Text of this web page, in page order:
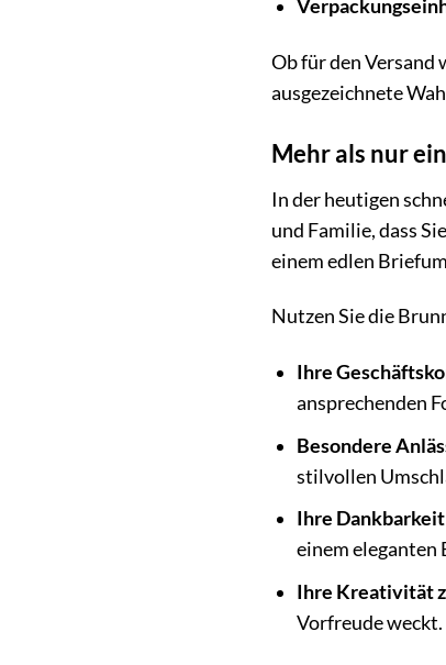
Ob für den Versand
ausgezeichnete
Mehr als nur
In der heutigen
und Familie, dass
einem edlen
Nutzen Sie die
Ihre
ansprechenden
Besondere
stilvollen
Ihre
einem eleganten
Ihre Kreativität
Vorfreude weckt.